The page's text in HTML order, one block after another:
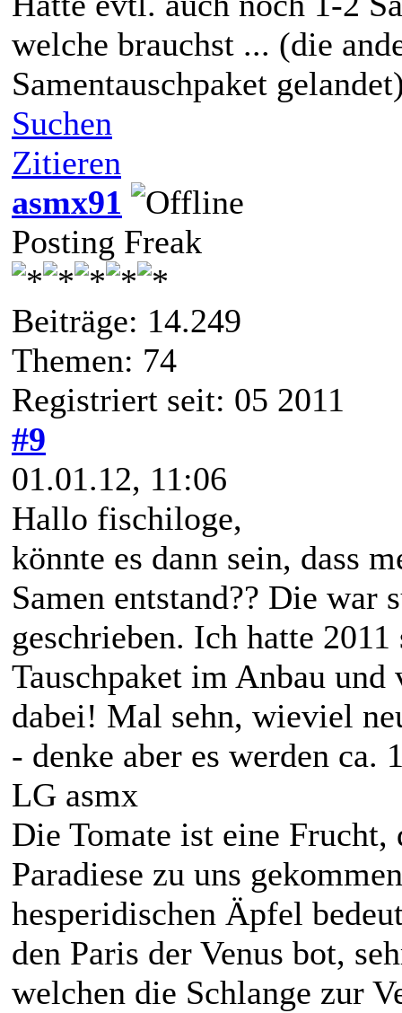
welche brauchst ... (die
Samentauschpaket
Suchen
Zitieren
asmx91
Posting Freak
Beiträge: 14.249
Themen: 74
Registriert seit: 05 2011
#9
01.01.12, 11:06
Hallo fischiloge,
könnte es dann sein, dass
Samen entstand?? Die war
geschrieben. Ich hatte
Tauschpaket im Anbau
dabei! Mal sehn, wieviel
- denke aber es werden ca.
LG asmx
Die Tomate ist eine
Paradiese zu uns
hesperidischen Äpfel
den Paris der Venus bot,
welchen die Schlange zur